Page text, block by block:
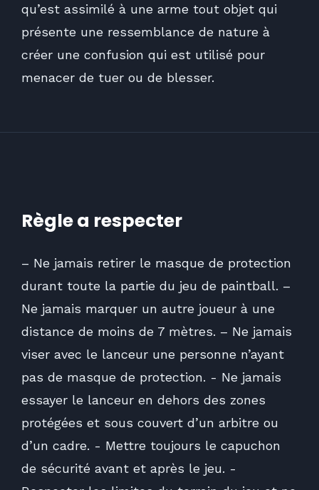
qu’est assimilé à une arme tout objet qui
présente une ressemblance de nature à
créer une confusion qui est utilisé pour
menacer de tuer ou de blesser.
Règle a respecter
– Ne jamais retirer le masque de protection
durant toute la partie du jeu de paintball. –
Ne jamais marquer un autre joueur à une
distance de moins de 7 mètres. – Ne jamais
viser avec le lanceur une personne n’ayant
pas de masque de protection. - Ne jamais
essayer le lanceur en dehors des zones
protégées et sous couvert d’un arbitre ou
d’un cadre. - Mettre toujours le capuchon
de sécurité avant et après le jeu. -